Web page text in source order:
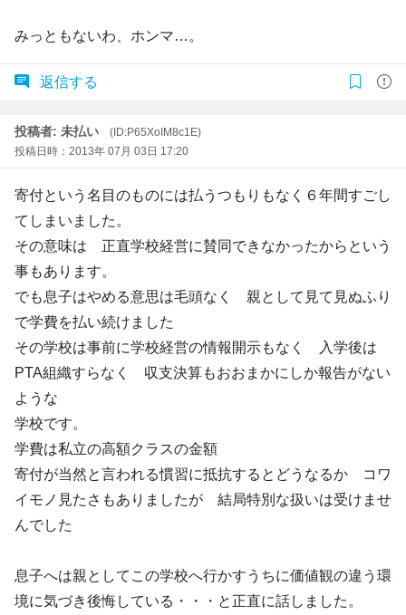
みっともないわ、ホンマ…。
返信する
投稿者: 未払い
(ID:P65XoIM8c1E)
投稿日時：2013年 07月 03日 17:20
寄付という名目のものには払うつもりもなく６年間すごし
てしまいました。
その意味は 正直学校経営に賛同できなかったからという
事もあります。
でも息子はやめる意思は毛頭なく 親として見て見ぬふり
で学費を払い続けました
その学校は事前に学校経営の情報開示もなく 入学後は
PTA組織すらなく 収支決算もおおまかにしか報告がない
ような
学校です。
学費は私立の高額クラスの金額
寄付が当然と言われる慣習に抵抗するとどうなるか コワ
イモノ見たさもありましたが 結局特別な扱いは受けませ
んでした
息子へは親としてこの学校へ行かすうちに価値観の違う環
境に気づき後悔している・・・と正直に話しました。